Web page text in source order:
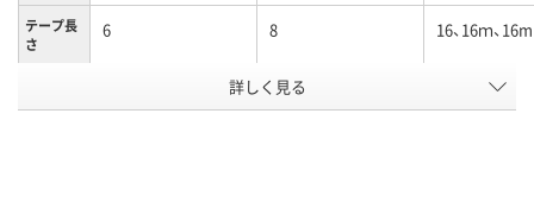
テープ長
さ
6 8 16、16ｍ、16m
タテ引き ヨコ引き
詳しく見る